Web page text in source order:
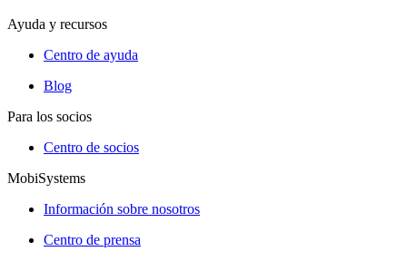
Ayuda y recursos
Centro de ayuda
Blog
Para los socios
Centro de socios
MobiSystems
Información sobre nosotros
Centro de prensa